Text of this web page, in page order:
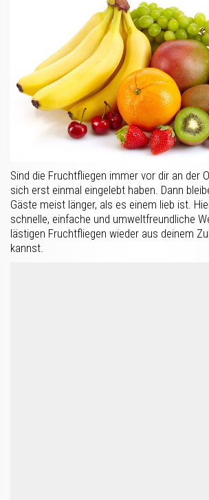
Sind die Fruchtfliegen immer vor dir an der
sich erst einmal eingelebt haben. Dann
Gäste meist länger, als es einem lieb ist.
schnelle, einfache und umweltfreundliche
lästigen Fruchtfliegen wieder aus deinem
kannst.